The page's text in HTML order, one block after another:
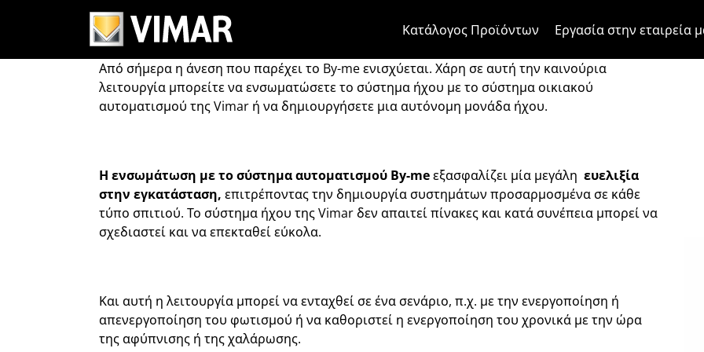
Κατάλογος Προϊόντων Εργασία στην εταιρεία
σύστημα ήχου By-me
Από σήμερα η άνεση που παρέχει το By-me ενισχύεται. Χάρη σε αυτή την καινούρια
λειτουργία μπορείτε να ενσωματώσετε το σύστημα ήχου με το σύστημα οικιακού
αυτοματισμού της Vimar ή να δημιουργήσετε μια αυτόνομη μονάδα ήχου.
Η ενσωμάτωση μετοσύστημααυτοματισμού By-meεξασφαλίζει μία μεγάλη ευελιξία
στην εγκατάσταση, επιτρέποντας την δημιουργία συστημάτων προσαρμοσμένα σε κάθε
τύπο σπιτιού. Το σύστημα ήχου της Vimar δεν απαιτεί πίνακες και κατά συνέπεια μπορεί να
σχεδιαστεί και να επεκταθεί εύκολα.
Και αυτή η λειτουργία μπορεί να ενταχθεί σε ένα σενάριο, π.χ. με την ενεργοποίηση ή
απενεργοποίηση του φωτισμού ή να καθοριστεί η ενεργοποίηση του χρονικά με την ώρα
της αφύπνισης ή της χαλάρωσης.